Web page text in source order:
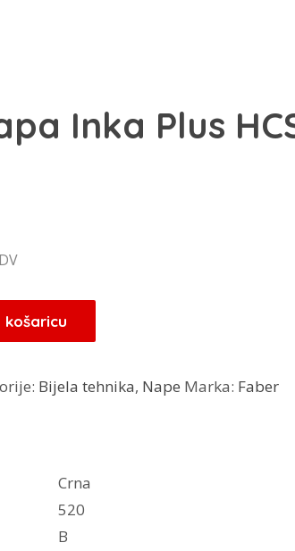
Inka Plus
košaricu
Bijela tehnika, Nape Marka: Faber
Crna
520
B